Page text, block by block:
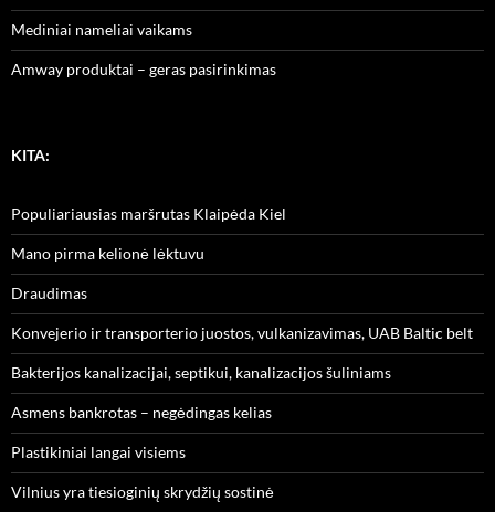
Mediniai nameliai vaikams
Amway produktai – geras pasirinkimas
KITA:
Populiariausias maršrutas Klaipėda Kiel
Mano pirma kelionė lėktuvu
Draudimas
Konvejerio ir transporterio juostos, vulkanizavimas, UAB Baltic belt
Bakterijos kanalizacijai, septikui, kanalizacijos šuliniams
Asmens bankrotas – negėdingas kelias
Plastikiniai langai visiems
Vilnius yra tiesioginių skrydžių sostinė